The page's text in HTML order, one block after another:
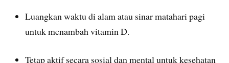
Luangkan waktu di alam atau sinar matahari pagi
untuk menambah vitamin D.
Tetap aktif secara sosial dan mental untuk kesehatan